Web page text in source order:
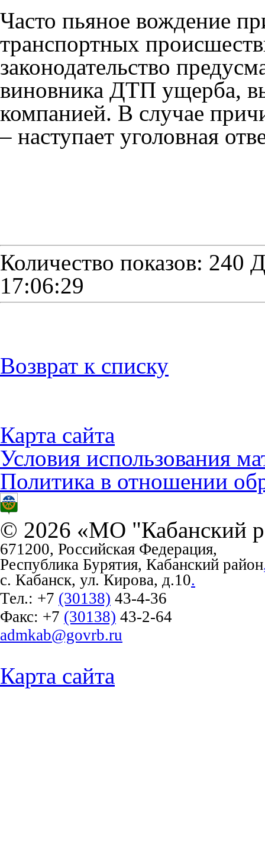
Часто пьяное вождение
транспортных
законодательство
виновника ДТП ущерба,
компанией. В случае
– наступает уголовная
Количество показов: 240
17:06:29
Возврат к списку
Карта сайта
Условия использования
Политика в отношении
© 2026 «МО "Кабанский
671200, Российская Федерация,
Республика Бурятия, Кабанский район
с. Кабанск, ул. Кирова, д.10.
Тел.: +7 (30138) 43-4-36
Факс: +7 (30138) 43-2-64
admkab@govrb.ru
Карта сайта